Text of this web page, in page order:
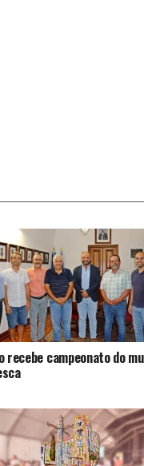
recebe campeonato do